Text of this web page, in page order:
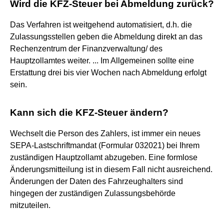
Wird die KFZ-Steuer bei Abmeldung zurück?
Das Verfahren ist weitgehend automatisiert, d.h. die
Zulassungsstellen geben die Abmeldung direkt an das
Rechenzentrum der Finanzverwaltung/ des
Hauptzollamtes weiter. ... Im Allgemeinen sollte eine
Erstattung drei bis vier Wochen nach Abmeldung erfolgt
sein.
Kann sich die KFZ-Steuer ändern?
Wechselt die Person des Zahlers, ist immer ein neues
SEPA-Lastschriftmandat (Formular 032021) bei Ihrem
zuständigen Hauptzollamt abzugeben. Eine formlose
Änderungsmitteilung ist in diesem Fall nicht ausreichend.
Änderungen der Daten des Fahrzeughalters sind
hingegen der zuständigen Zulassungsbehörde
mitzuteilen.